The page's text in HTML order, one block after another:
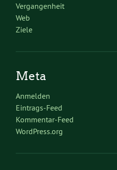
Vergangenheit
Web
Ziele
Meta
Anmelden
Eintrags-Feed
Kommentar-Feed
WordPress.org